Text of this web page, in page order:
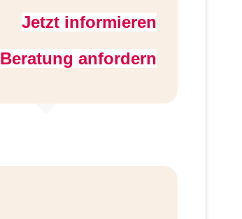
Jetzt informieren
Beratung anfordern